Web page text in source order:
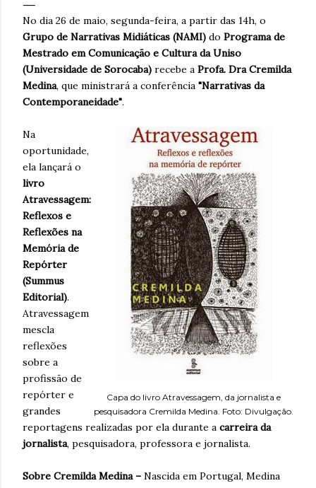
Pelo contrário, que criava mais problemas. Um ano
acreditando em si mesmo e confiando no processo. Um
ano sem fumar cigarro. Um ano. *Ben Oliveira é escritor,
formado em jornalismo . Autor do...
No dia 26 de maio, segunda-feira, a partir das 14h, o
Grupo de Narrativas Midiáticas (NAMI) do Programa de
Mestrado em Comunicação e Cultura da Uniso
(Universidade de Sorocaba) recebe a Profa. Dra Cremilda
Medina, que ministrará a conferência "Narrativas da
Contemporaneidade".
Capa do livro Atravessagem, da jornalista e
pesquisadora Cremilda Medina. Foto: Divulgação.
Na
oportunidade,
ela lançará o
livro
Atravessagem:
Reflexos e
Reflexões na
Memória de
Repórter
(Summus
Editorial).
Atravessagem
mescla
reflexões
sobre a
profissão de
repórter e
grandes
reportagens realizadas por ela durante a carreira da
jornalista, pesquisadora, professora e jornalista.
Sobre Cremilda Medina – Nascida em Portugal, Medina